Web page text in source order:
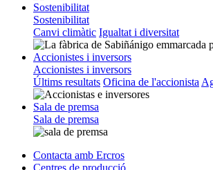
Sostenibilitat
Sostenibilitat
Canvi climàtic Igualtat i diversitat
Accionistes i inversors
Accionistes i inversors
Últims resultats Oficina de l'accionista
Sala de premsa
Sala de premsa
Contacta amb Ercros
Centres de producció